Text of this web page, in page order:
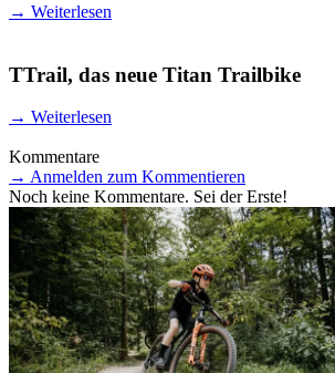
→ Weiterlesen
TTrail, das neue Titan Trailbike
→ Weiterlesen
Kommentare
→ Anmelden zum Kommentieren
Noch keine Kommentare. Sei der Erste!